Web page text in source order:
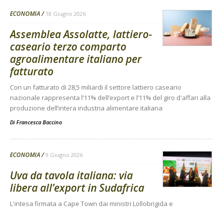
ECONOMIA 18 Giugno 2026
Assemblea Assolatte, lattiero-
caseario terzo comparto
agroalimentare italiano per
fatturato
Con un fatturato di 28,5 miliardi il settore lattiero caseario
nazionale rappresenta l’11% dell’export e l’11% del giro d'affari alla
produzione dell’intera industria alimentare italiana
Di Francesca Baccino
ECONOMIA 9 Giugno 2026
Uva da tavola italiana: via
libera all’export in Sudafrica
L'intesa firmata a Cape Town dai ministri Lollobrigida e